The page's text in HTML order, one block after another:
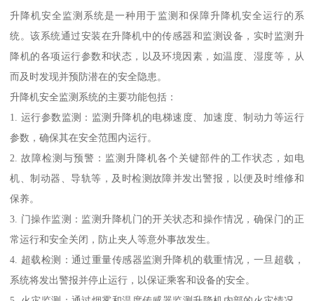
升降机安全监测系统是一种用于监测和保障升降机安全运行的系
统。该系统通过安装在升降机中的传感器和监测设备，实时监测升
降机的各项运行参数和状态，以及环境因素，如温度、湿度等，从
而及时发现并预防潜在的安全隐患。
升降机安全监测系统的主要功能包括：
1. 运行参数监测：监测升降机的电梯速度、加速度、制动力等运行
参数，确保其在安全范围内运行。
2. 故障检测与预警：监测升降机各个关键部件的工作状态，如电
机、制动器、导轨等，及时检测故障并发出警报，以便及时维修和
保养。
3. 门操作监测：监测升降机门的开关状态和操作情况，确保门的正
常运行和安全关闭，防止夹人等意外事故发生。
4. 超载检测：通过重量传感器监测升降机的载重情况，一旦超载，
系统将发出警报并停止运行，以保证乘客和设备的安全。